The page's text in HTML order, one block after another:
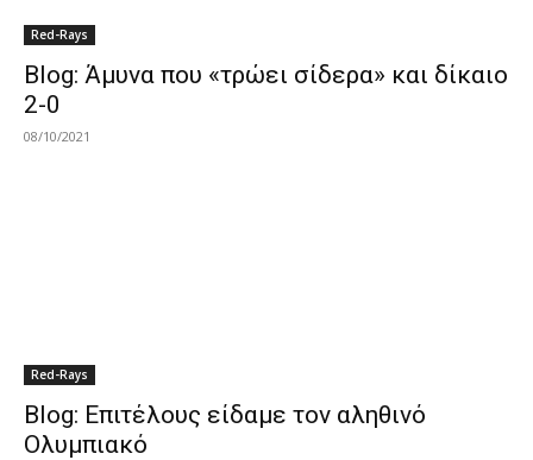
Red-Rays
Blog: Άμυνα που «τρώει σίδερα» και δίκαιο
2-0
08/10/2021
Red-Rays
Blog: Επιτέλους είδαμε τον αληθινό
Ολυμπιακό